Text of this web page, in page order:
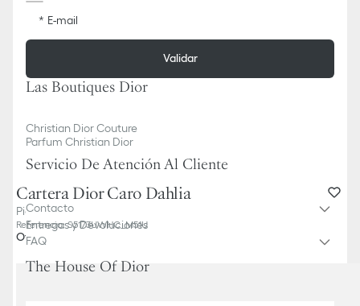
Cartera Dior Caro Dahlia
Piel de becerro Cannage flexible beige empolvado
Referencia:S5173UWHC_M51U
Otros colores
E-mail
Validar
Las Boutiques Dior
Christian Dior Couture
Parfum Christian Dior
Servicio De Atención Al Cliente
Contacto
Entregas y Devoluciones
FAQ
The House Of Dior